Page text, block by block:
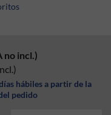
no incl.)
hábiles a partir de la
pedido